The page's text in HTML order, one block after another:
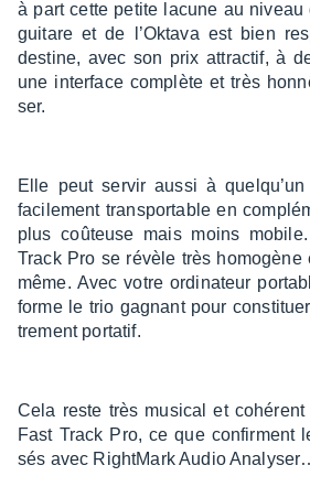
à part cette petite lacune au
guitare et de l’Ok­tava est bien
destine, avec son prix attrac­tif, à
une inter­face complète et très
ser.
Elle peut servir aussi à
faci­le­ment trans­por­table en
plus coûteuse mais moins
Track Pro se révèle très
même. Avec votre ordi­na­teur
forme le trio gagnant pour
tre­ment porta­tif.
Cela reste très musi­cal et
Fast Track Pro, ce que confirment
sés avec Right­Mark Audio